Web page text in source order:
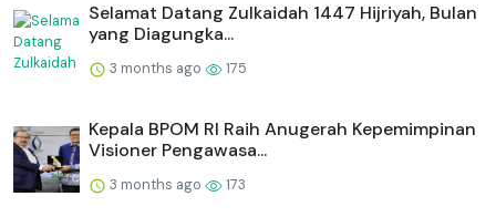
Selamat Datang Zulkaidah 1447 Hijriyah, Bulan
yang Diagungka...
3 months ago 175
Kepala BPOM RI Raih Anugerah Kepemimpinan
Visioner Pengawasa...
3 months ago 173